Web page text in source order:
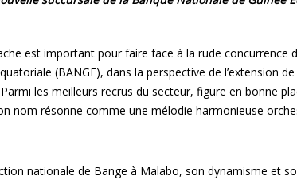
est important pour faire face à la rude
(BANGE), dans la perspective de l’extension
les meilleurs recrus du secteur, figure en bonne
nom résonne comme une mélodie harmonieuse
nationale de Bange à Malabo, son dynamisme